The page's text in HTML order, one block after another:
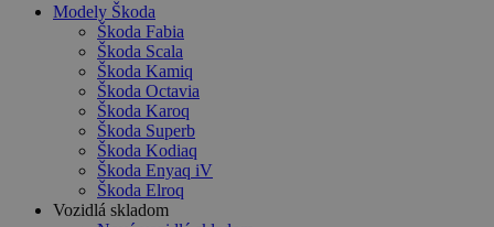
search
Menu
Modely Škoda
Škoda Fabia
Škoda Scala
Škoda Kamiq
Škoda Octavia
Škoda Karoq
Škoda Superb
Škoda Kodiaq
Škoda Enyaq iV
Škoda Elroq
Vozidlá skladom